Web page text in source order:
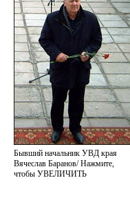
Бывший начальник УВД края
Вячеслав Баранов/ Нажмите,
чтобы УВЕЛИЧИТЬ